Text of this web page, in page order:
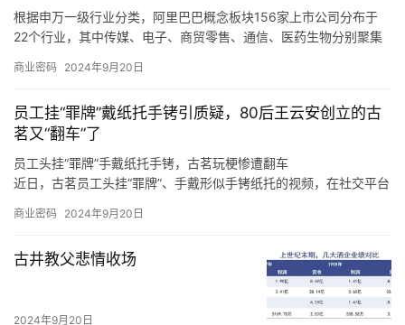
统的设计者、平衡商家和消费者利益的服务商。
根据申万一级行业分类，阿里巴巴概念板块156家上市公司分布于
22个行业，其中传媒、电子、商贸零售、通信、医药生物分别聚集
根据申万一级行业分类，华为概念板块896家上市公司分布于28个
了220、193、92、65、61只概念股。
商业密码 2024年9月20日
员工挂“罪牌”戴纸托手铐引质疑，80后王云安创立的古
茗又“翻车”了
员工头挂“罪牌”手戴纸托手铐，古茗玩梗惨遭翻车
近日，古茗员工头挂“罪牌”、手戴形似手铐纸托的视频，在社交平台
至于上海，王云安认为该市场毗邻浙江，因此会有一定的消费者基
收益更难做好，“我们在进省会城市，以及大的一线城市的时候，我
们一定是做好准备了再去的，比如上海的消费者到底要什么，我们
进去应该怎么做才可以让更多的店做得更好，古茗能够给上海的消
商业密码 2024年9月20日
古井教父悲情收场
2024年9月20日